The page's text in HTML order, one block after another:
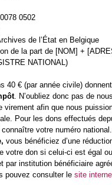
0502
de l’État en Belgique
de la part de [NOM] +
NATIONAL)
40 € (par année civile)
. N’oubliez donc pas de
virement afin que nous
Pour les dons effectués
votre numéro
vous bénéficiez d’une
votre don si celui-ci est égal
par institution bénéficiaire
pouvez consulter le site